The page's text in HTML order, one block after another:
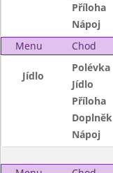
Příloha
Nápoj
Menu
Chod
Jídlo
Polévka
Jídlo
Příloha
Doplněk
Nápoj